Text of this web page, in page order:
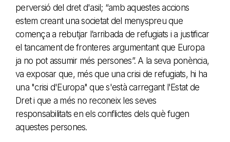
perversió del dret d'asil; “amb aquestes accions
estem creant una societat del menyspreu que
comença a rebutjar l’arribada de refugiats i a justificar
el tancament de fronteres argumentant que Europa
ja no pot assumir més persones”. A la seva ponència,
va exposar que, més que una crisi de refugiats, hi ha
una "crisi d'Europa" que s'està carregant l'Estat de
Dret i que a més no reconeix les seves
responsabilitats en els conflictes dels què fugen
aquestes persones.